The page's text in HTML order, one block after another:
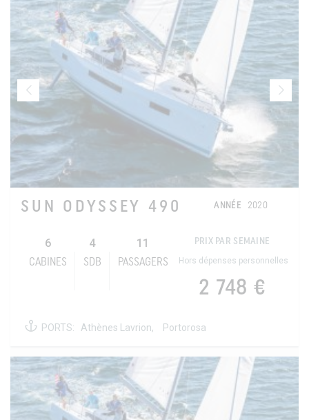
SUN ODYSSEY 490 ANNÉE 2020
6
CABINES
4
SDB
11
PASSAGERS
PRIX PAR SEMAINE
Hors dépenses personnelles
2 748 €
PORTS: Athènes Lavrion, Portorosa